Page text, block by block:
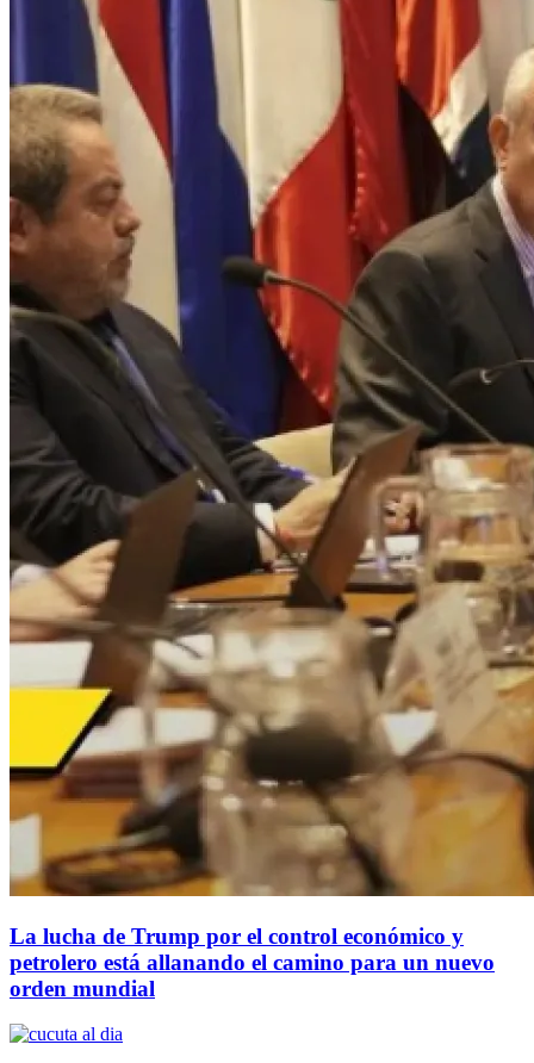
La lucha de Trump por el control económico y
petrolero está allanando el camino para un nuevo
orden mundial